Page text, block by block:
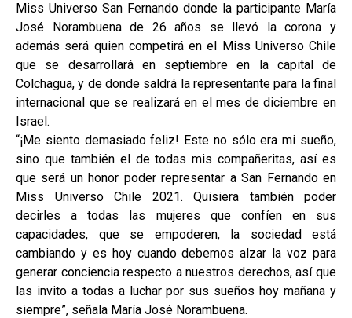
Miss Universo San Fernando donde la participante María
José Norambuena de 26 años se llevó la corona y
además será quien competirá en el Miss Universo Chile
que se desarrollará en septiembre en la capital de
Colchagua, y de donde saldrá la representante para la final
internacional que se realizará en el mes de diciembre en
Israel.
“¡Me siento demasiado feliz! Este no sólo era mi sueño,
sino que también el de todas mis compañeritas, así es
que será un honor poder representar a San Fernando en
Miss Universo Chile 2021. Quisiera también poder
decirles a todas las mujeres que confíen en sus
capacidades, que se empoderen, la sociedad está
cambiando y es hoy cuando debemos alzar la voz para
generar conciencia respecto a nuestros derechos, así que
las invito a todas a luchar por sus sueños hoy mañana y
siempre”, señala María José Norambuena.